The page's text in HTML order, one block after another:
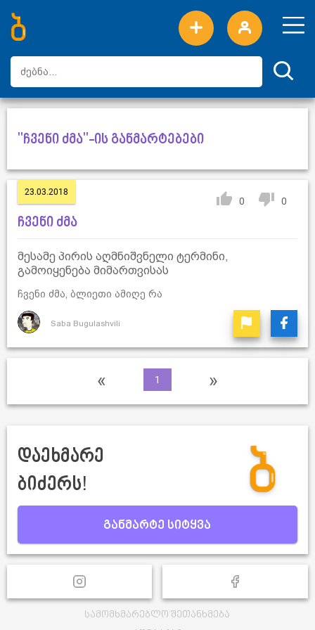
ახალი სიტყვები
ტოპ სიტყვები
დღის ტოპ სიტყვები
ტოპ მომხმარებლები
"ჩვენი ძმა"-ის განმარტებები
23.03.2018
0 0
ჩვენი ძმა
მესამე პირის აღმნიშვნელი ტერმინი,
გამოიყენება მიმართვისას
ჩვენი ძმა, ბლიეთი ამიღე რა
Saba Bugulashvili
« 1 »
დაეხმარე
ბიძერს!
განმარტე სიტყვა
სამომხმარებლო შეთანხმება